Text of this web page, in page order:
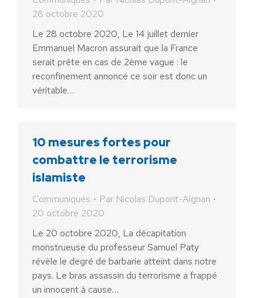
28 octobre 2020
Le 28 octobre 2020, Le 14 juillet dernier
Emmanuel Macron assurait que la France
serait prête en cas de 2ème vague : le
reconfinement annoncé ce soir est donc un
véritable…
10 mesures fortes pour
combattre le terrorisme
islamiste
Communiqués Par Nicolas Dupont-Aignan
20 octobre 2020
Le 20 octobre 2020, La décapitation
monstrueuse du professeur Samuel Paty
révèle le degré de barbarie atteint dans notre
pays. Le bras assassin du terrorisme a frappé
un innocent à cause…